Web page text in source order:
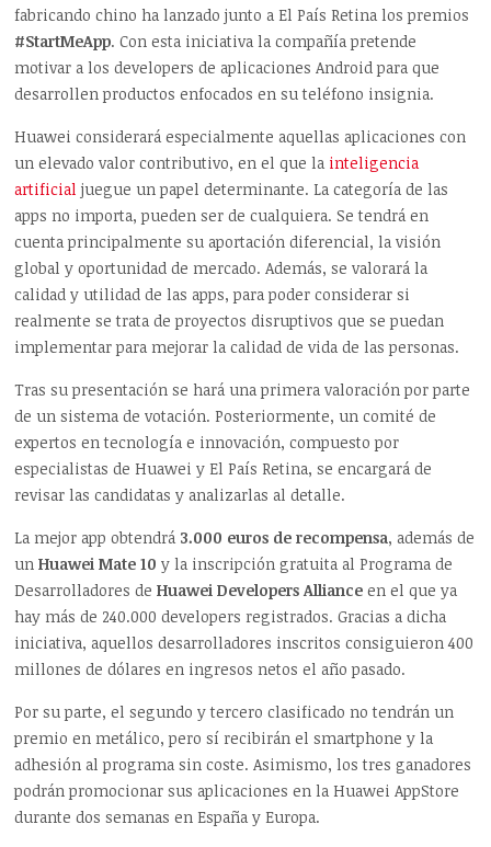
fabricando chino ha lanzado junto a El País Retina los premios
#StartMeApp. Con esta iniciativa la compañía pretende
motivar a los developers de aplicaciones Android para que
desarrollen productos enfocados en su teléfono insignia.
Huawei considerará especialmente aquellas aplicaciones con
un elevado valor contributivo, en el que la inteligencia
artificial juegue un papel determinante. La categoría de las
apps no importa, pueden ser de cualquiera. Se tendrá en
cuenta principalmente su aportación diferencial, la visión
global y oportunidad de mercado. Además, se valorará la
calidad y utilidad de las apps, para poder considerar si
realmente se trata de proyectos disruptivos que se puedan
implementar para mejorar la calidad de vida de las personas.
Tras su presentación se hará una primera valoración por parte
de un sistema de votación. Posteriormente, un comité de
expertos en tecnología e innovación, compuesto por
especialistas de Huawei y El País Retina, se encargará de
revisar las candidatas y analizarlas al detalle.
La mejor app obtendrá 3.000 euros de recompensa, además de
unHuawei Mate 10 y la inscripción gratuita al Programa de
Desarrolladores deHuawei Developers Alliance en el que ya
hay más de 240.000 developers registrados. Gracias a dicha
iniciativa, aquellos desarrolladores inscritos consiguieron 400
millones de dólares en ingresos netos el año pasado.
Por su parte, el segundo y tercero clasificado no tendrán un
premio en metálico, pero sí recibirán el smartphone y la
adhesión al programa sin coste. Asimismo, los tres ganadores
podrán promocionar sus aplicaciones en la Huawei AppStore
durante dos semanas en España y Europa.